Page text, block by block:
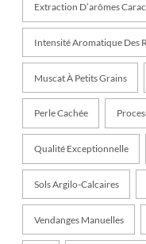
Extraction D’arômes
Intensité Aromatique Des
Muscat À Petits Grains
Perle Cachée
Qualité Exceptionnelle
Sols Argilo-Calcaires
Vendanges Manuelles